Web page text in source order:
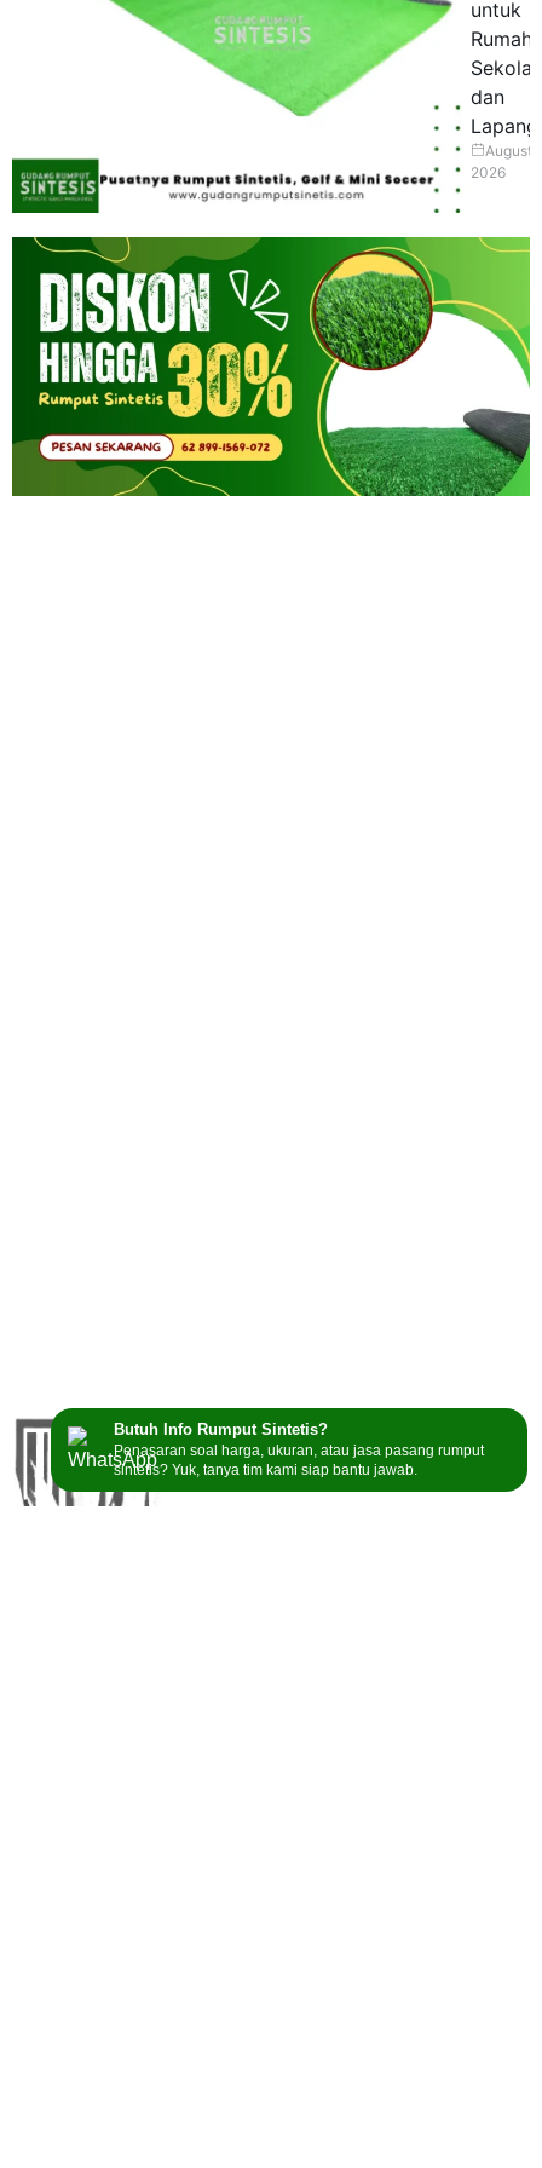
untuk
Rumah,
dan
August
2026
Butuh Info Rumput Sintetis?
Penasaran soal harga, ukuran, atau jasa pasang rumput
sintetis? Yuk, tanya tim kami siap bantu jawab.